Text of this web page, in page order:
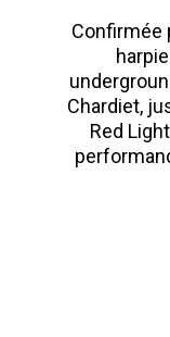
Confirmée
Chardiet,
Red